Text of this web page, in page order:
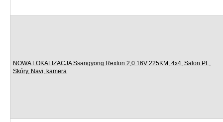
NOWA LOKALIZACJA Ssangyong Rexton 2,0 16V 225KM, 4x4, Salon PL,
Skóry, Navi, kamera